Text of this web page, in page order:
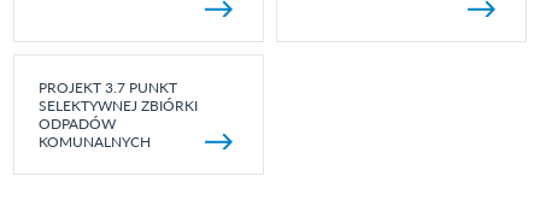
PROJEKT 3.7 PUNKT
SELEKTYWNEJ ZBIÓRKI
ODPADÓW
KOMUNALNYCH